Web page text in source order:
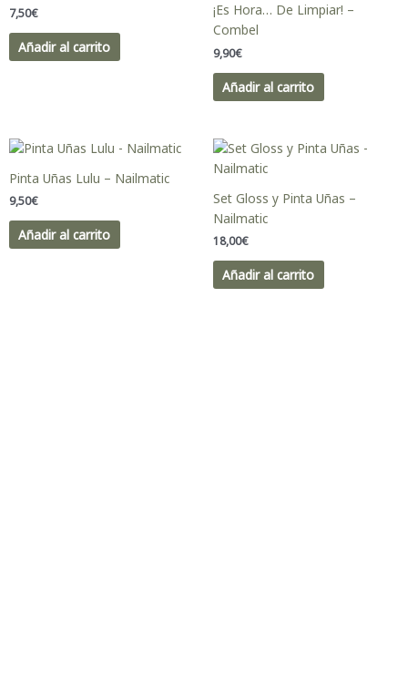
7,50€
Añadir al carrito
¡Es Hora… De Limpiar! –
Combel
9,90€
Añadir al carrito
Pinta Uñas Lulu – Nailmatic
9,50€
Añadir al carrito
Set Gloss y Pinta Uñas –
Nailmatic
18,00€
Añadir al carrito